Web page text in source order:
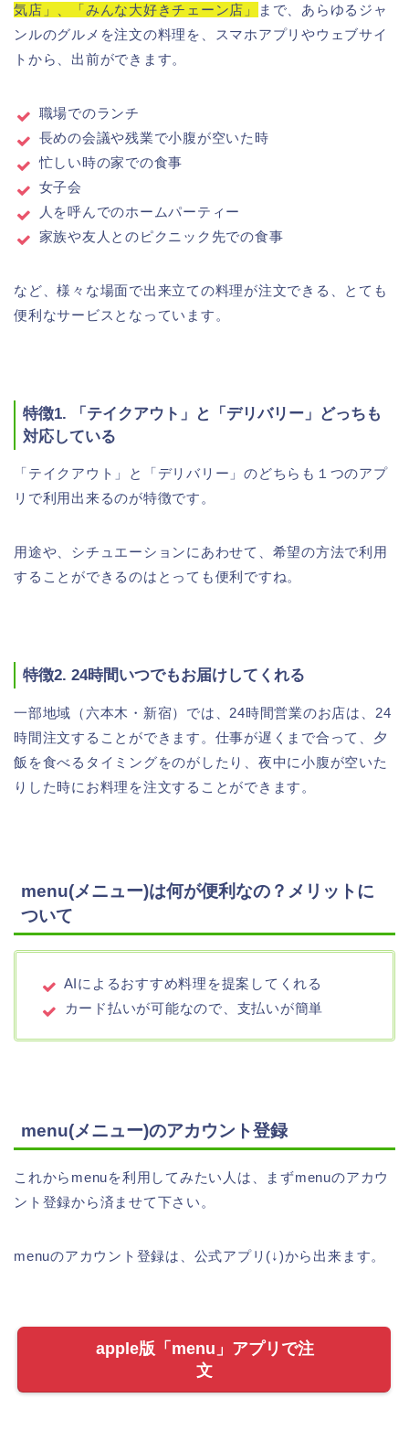
気店」、「みんな大好きチェーン店」
まで、あらゆるジャ
ンルのグルメを注文の料理を、スマホアプリやウェブサイ
トから、出前ができます。
職場でのランチ
長めの会議や残業で小腹が空いた時
忙しい時の家での食事
女子会
人を呼んでのホームパーティー
家族や友人とのピクニック先での食事
など、様々な場面で出来立ての料理が注文できる、とても
便利なサービスとなっています。
特徴1. 「テイクアウト」と「デリバリー」どっちも
対応している
「テイクアウト」と「デリバリー」のどちらも１つのアプ
リで利用出来るのが特徴です。
用途や、シチュエーションにあわせて、希望の方法で利用
することができるのはとっても便利ですね。
特徴2. 24時間いつでもお届けしてくれる
一部地域（六本木・新宿）では、24時間営業のお店は、24
時間注文することができます。仕事が遅くまで合って、夕
飯を食べるタイミングをのがしたり、夜中に小腹が空いた
りした時にお料理を注文することができます。
menu(メニュー)は何が便利なの？メリットに
ついて
AIによるおすすめ料理を提案してくれる
カード払いが可能なので、支払いが簡単
menu(メニュー)のアカウント登録
これからmenuを利用してみたい人は、まずmenuのアカウ
ント登録から済ませて下さい。
menuのアカウント登録は、公式アプリ(↓)から出来ます。
apple版「menu」アプリで注
文